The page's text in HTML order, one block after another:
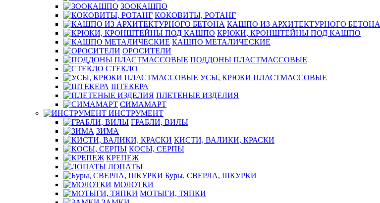
ЗООКАШПО
КОКОВИТЫ, РОТАНГ
КАШПО ИЗ АРХИТЕКТУРНОГО БЕТОНА
КРЮКИ, КРОНШТЕЙНЫ ПОД КАШПО
КАШПО МЕТАЛИЧЕСКИЕ
ОРОСИТЕЛИ
ПОДДОНЫ ПЛАСТМАССОВЫЕ
СТЕКЛО
УСЫ, КРЮКИ ПЛАСТМАССОВЫЕ
ШТЕКЕРА
ПЛЕТЕНЫЕ ИЗДЕЛИЯ
СИМАМАРТ
ИНСТРУМЕНТ
ГРАБЛИ, ВИЛЫ
ЗИМА
КИСТИ, ВАЛИКИ, КРАСКИ
КОСЫ, СЕРПЫ
КРЕПЕЖ
ЛОПАТЫ
Буры, СВЕРЛА, ШКУРКИ
МОЛОТКИ
МОТЫГИ, ТЯПКИ